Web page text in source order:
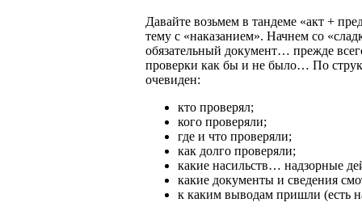
Давайте возьмем в тандеме «акт +
тему с «наказанием». Начнем со
обязательный документ… прежде
проверки как бы и не было… По
очевиден:
кто проверял;
кого проверяли;
где и что проверяли;
как долго проверяли;
какие насильств… надзорные
какие документы и сведения
к каким выводам пришли (есть